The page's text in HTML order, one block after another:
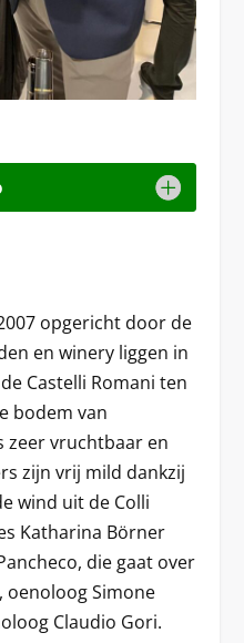
opgericht door de
en winery liggen in
Castelli Romani ten
bodem van
zeer vruchtbaar en
zijn vrij mild dankzij
wind uit de Colli
Katharina Börner
die gaat over
oenoloog Simone
Claudio Gori.